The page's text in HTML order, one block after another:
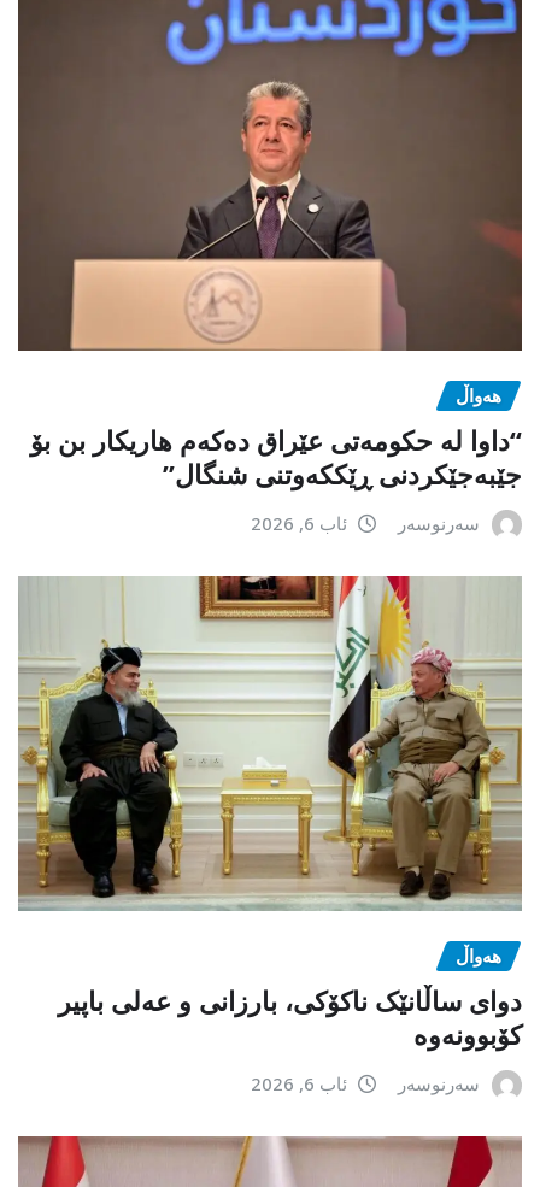
هەواڵ
“داوا لە حكومەتی عێراق دەكەم هاریكار بن بۆ
جێبەجێكردنی ڕێككەوتنی شنگال”
سەرنوسەر ئاب 6, 2026
هەواڵ
دوای ساڵانێک ناکۆکی، بارزانی و عەلی باپیر
کۆبوونەوە
سەرنوسەر ئاب 6, 2026